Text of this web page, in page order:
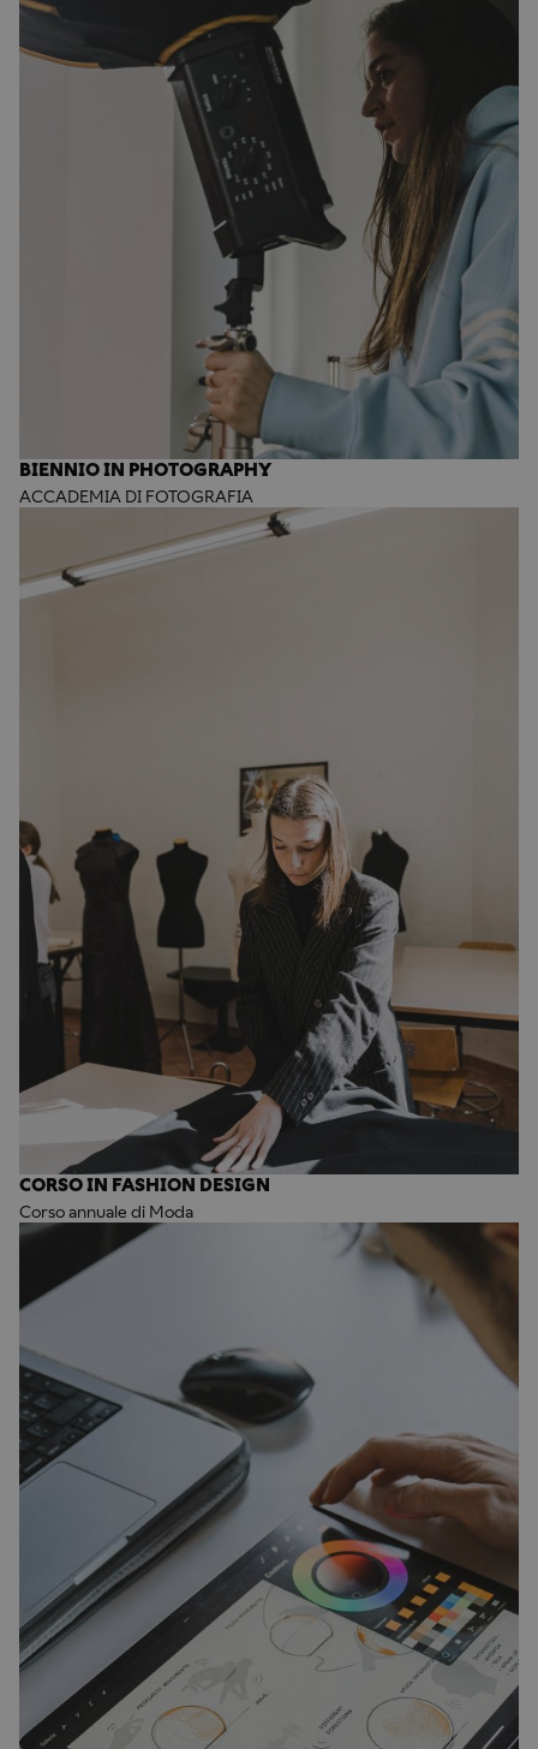
BIENNIO IN PHOTOGRAPHY
ACCADEMIA DI FOTOGRAFIA
CORSO IN FASHION DESIGN
Corso annuale di Moda